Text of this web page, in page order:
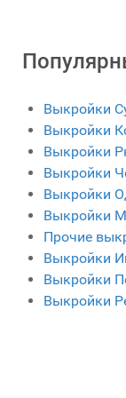
Выкройки
Выкройки
Выкройки
Выкройки
Выкройки
Выкройки
Прочие
Выкройки
Выкройки
Выкройки